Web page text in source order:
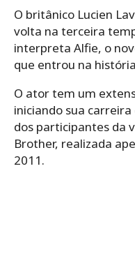
O britânico Lucien
volta na terceira
interpreta Alfie, o
que entrou na
O ator tem um
iniciando sua
dos participantes da
Brother, realizada
2011.